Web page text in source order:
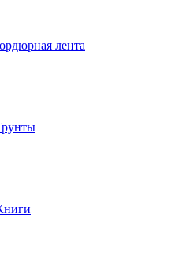
лента